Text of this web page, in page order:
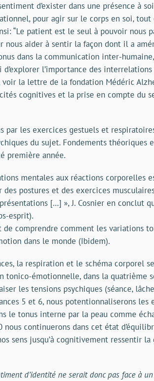
d’exister dans une présence à
pour agir sur le corps en soi, tout
“Le patient est le seul à pouvoir nous
nous aider à sentir la façon dont il a
dans la communication inter-
l’importance des
la lettre de la fondation Médéric
cognitives et la prise en compte du
par les exercices gestuels et
du sujet. Fondements théoriques
première année.
mentales aux réactions corporelles
des postures et des exercices
[…] », J. Cosnier en conclut
esprit).
de comprendre comment les variations
dans le monde (Ibidem).
la respiration et le schéma corporel
tonico-émotionnelle, dans la quatrième
les tensions psychiques (séance,
5 et 6, nous potentionnaliserons les
le tonus interne par la peau comme
nous continuerons dans cet état
sens jusqu’à cognitivement ressentir
d’identité ne serait donc pas face à